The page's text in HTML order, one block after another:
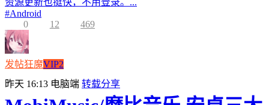
资源更新也挺快，不用登录。...
#Android
0
12 469
发帖狂魔VIP2
昨天 16:13 电脑端 转载分享